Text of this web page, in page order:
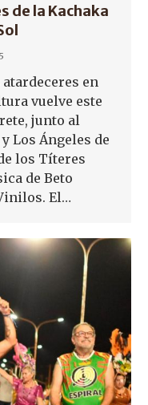
de la Kachaka
en
vuelve este
junto al
Los Ángeles de
los Títeres
de Beto
El…